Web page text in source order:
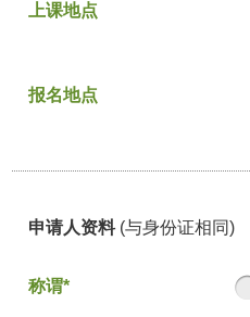
上课地点
报名地点
申请人资料 (与身份证相同)
称谓*